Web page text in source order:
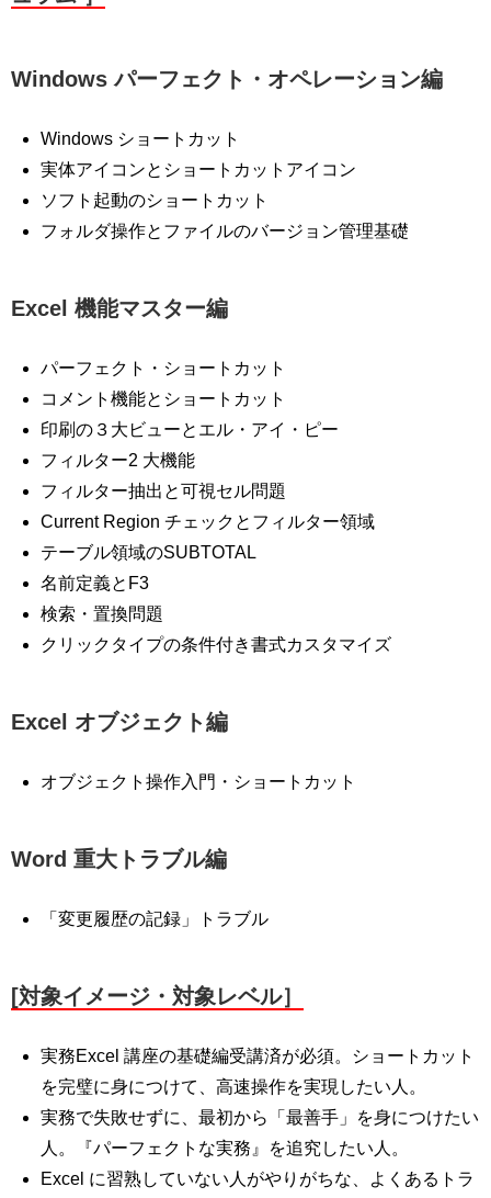
Windows パーフェクト・オペレーション編
Windows ショートカット
実体アイコンとショートカットアイコン
ソフト起動のショートカット
フォルダ操作とファイルのバージョン管理基礎
Excel 機能マスター編
パーフェクト・ショートカット
コメント機能とショートカット
印刷の３大ビューとエル・アイ・ピー
フィルター2 大機能
フィルター抽出と可視セル問題
Current Region チェックとフィルター領域
テーブル領域のSUBTOTAL
名前定義とF3
検索・置換問題
クリックタイプの条件付き書式カスタマイズ
Excel オブジェクト編
オブジェクト操作入門・ショートカット
Word 重大トラブル編
「変更履歴の記録」トラブル
[対象イメージ・対象レベル］
実務Excel 講座の基礎編受講済が必須。ショートカット
を完璧に身につけて、高速操作を実現したい人。
実務で失敗せずに、最初から「最善手」を身につけたい
人。『パーフェクトな実務』を追究したい人。
Excel に習熟していない人がやりがちな、よくあるトラ